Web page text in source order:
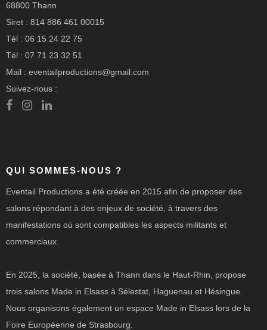
68800 Thann
Siret : 814 886 461 00015
Tél : 06 15 24 22 75
Tél : 07 71 23 32 51
Mail : eventailproductions@gmail.com
Suivez-nous :
QUI SOMMES-NOUS ?
Eventail Productions a été créée en 2015 afin de proposer des
salons répondant à des enjeux de société, à travers des
manifestations où sont compatibles les aspects militants et
commerciaux.
En 2025, la société, basée à Thann dans le Haut-Rhin, propose
trois salons Made in Elsass à Sélestat, Haguenau et Hésingue.
Nous organisons également un espace Made in Elsass lors de la
Foire Européenne de Strasbourg.